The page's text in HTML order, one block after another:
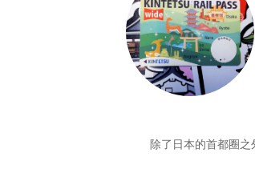
除了日本的首都圈之